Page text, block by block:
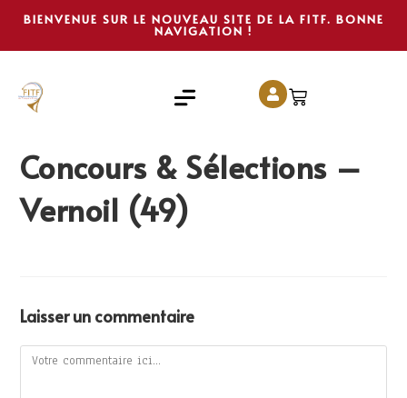
BIENVENUE SUR LE NOUVEAU SITE DE LA FITF. BONNE
NAVIGATION !
Concours & Sélections –
Vernoil (49)
Laisser un commentaire